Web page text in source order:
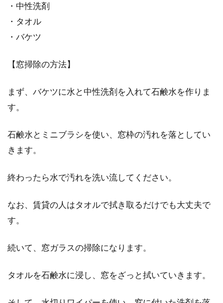
窓の網戸サッシが原因！？虫の侵入
暑い夏、風が気持ちいい日には窓を開けたくな
賃貸物件でも可能！窓から入る西日
賃貸でアパートやマンションにお住みの方で、
るでしょう。...
・中性洗剤
・タオル
・バケツ
【窓掃除の方法】
まず、バケツに水と中性洗剤を入れて石鹸水を作りま
す。
石鹸水とミニブラシを使い、窓枠の汚れを落としてい
きます。
終わったら水で汚れを洗い流してください。
なお、賃貸の人はタオルで拭き取るだけでも大丈夫で
す。
続いて、窓ガラスの掃除になります。
タオルを石鹸水に浸し、窓をざっと拭いていきます。